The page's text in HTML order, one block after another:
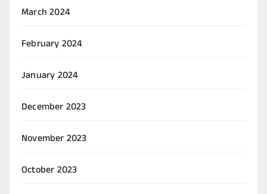
March 2024
February 2024
January 2024
December 2023
November 2023
October 2023